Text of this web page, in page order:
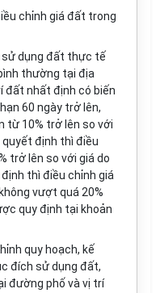
chỉnh giá đất trong
sử dụng đất thực tế
thường tại địa
đất nhất định có biến
60 ngày trở lên,
từ 10% trở lên so với
quyết định thì điều
trở lên so với giá do
thì điều chỉnh giá
vượt quá 20%
quy định tại khoản
quy hoạch, kế
đích sử dụng đất,
đường phố và vị trí